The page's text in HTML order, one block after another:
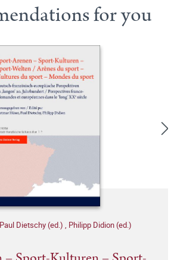
for you
Paul Dietschy (ed.) , Philipp Didion (ed.)